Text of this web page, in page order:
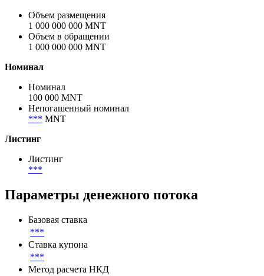
Государственный
Объём
1 000 000 000 MNT
1 000 000 000 MNT
Номинал
100 000 MNT
***MNT
Листинг
Параметры денежного потока
Базовая ставка
***